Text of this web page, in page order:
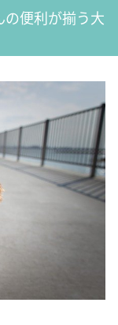
の便利が揃う大